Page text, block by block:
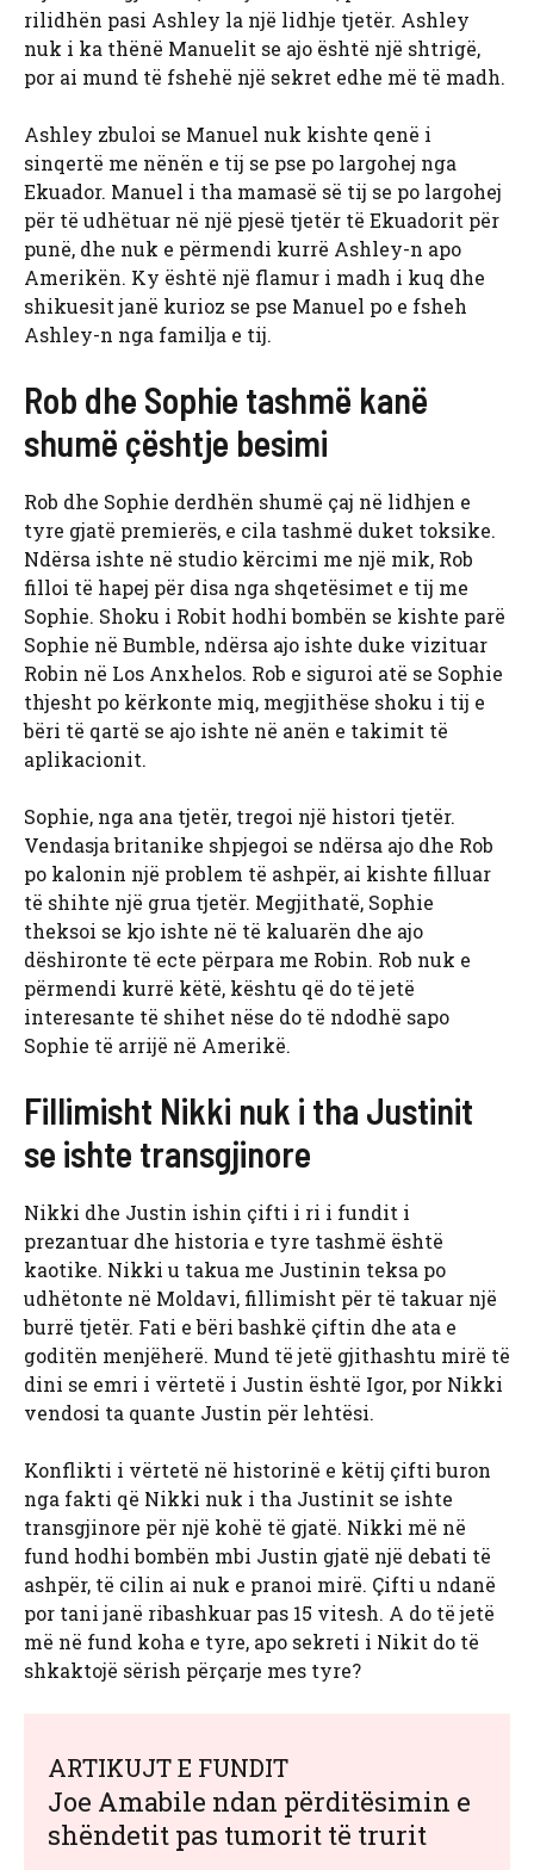
rilidhën pasi Ashley la një lidhje tjetër. Ashley
nuk i ka thënë Manuelit se ajo është një shtrigë,
por ai mund të fshehë një sekret edhe më të madh.
Ashley zbuloi se Manuel nuk kishte qenë i
sinqertë me nënën e tij se pse po largohej nga
Ekuador. Manuel i tha mamasë së tij se po largohej
për të udhëtuar në një pjesë tjetër të Ekuadorit për
punë, dhe nuk e përmendi kurrë Ashley-n apo
Amerikën. Ky është një flamur i madh i kuq dhe
shikuesit janë kurioz se pse Manuel po e fsheh
Ashley-n nga familja e tij.
Rob dhe Sophie tashmë kanë
shumë çështje besimi
Rob dhe Sophie derdhën shumë çaj në lidhjen e
tyre gjatë premierës, e cila tashmë duket toksike.
Ndërsa ishte në studio kërcimi me një mik, Rob
filloi të hapej për disa nga shqetësimet e tij me
Sophie. Shoku i Robit hodhi bombën se kishte parë
Sophie në Bumble, ndërsa ajo ishte duke vizituar
Robin në Los Anxhelos. Rob e siguroi atë se Sophie
thjesht po kërkonte miq, megjithëse shoku i tij e
bëri të qartë se ajo ishte në anën e takimit të
aplikacionit.
Sophie, nga ana tjetër, tregoi një histori tjetër.
Vendasja britanike shpjegoi se ndërsa ajo dhe Rob
po kalonin një problem të ashpër, ai kishte filluar
të shihte një grua tjetër. Megjithatë, Sophie
theksoi se kjo ishte në të kaluarën dhe ajo
dëshironte të ecte përpara me Robin. Rob nuk e
përmendi kurrë këtë, kështu që do të jetë
interesante të shihet nëse do të ndodhë sapo
Sophie të arrijë në Amerikë.
Fillimisht Nikki nuk i tha Justinit
se ishte transgjinore
Nikki dhe Justin ishin çifti i ri i fundit i
prezantuar dhe historia e tyre tashmë është
kaotike. Nikki u takua me Justinin teksa po
udhëtonte në Moldavi, fillimisht për të takuar një
burrë tjetër. Fati e bëri bashkë çiftin dhe ata e
goditën menjëherë. Mund të jetë gjithashtu mirë të
dini se emri i vërtetë i Justin është Igor, por Nikki
vendosi ta quante Justin për lehtësi.
Konflikti i vërtetë në historinë e këtij çifti buron
nga fakti që Nikki nuk i tha Justinit se ishte
transgjinore për një kohë të gjatë. Nikki më në
fund hodhi bombën mbi Justin gjatë një debati të
ashpër, të cilin ai nuk e pranoi mirë. Çifti u ndanë
por tani janë ribashkuar pas 15 vitesh. A do të jetë
më në fund koha e tyre, apo sekreti i Nikit do të
shkaktojë sërish përçarje mes tyre?
ARTIKUJT E FUNDIT
Joe Amabile ndan përditësimin e
shëndetit pas tumorit të trurit